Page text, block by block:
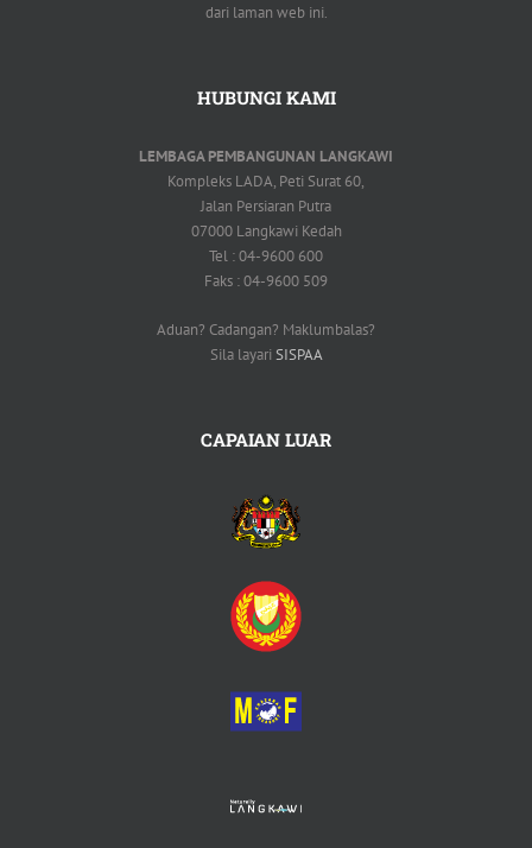
dari laman web ini.
HUBUNGI KAMI
LEMBAGA PEMBANGUNAN LANGKAWI
Kompleks LADA, Peti Surat 60,
Jalan Persiaran Putra
07000 Langkawi Kedah
Tel : 04-9600 600
Faks : 04-9600 509
Aduan? Cadangan? Maklumbalas?
Sila layari SISPAA
CAPAIAN LUAR